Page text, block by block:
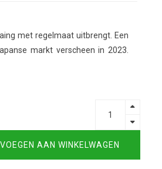
met regelmaat uitbrengt. Een
markt verscheen in 2023.
AAN WINKELWAGEN